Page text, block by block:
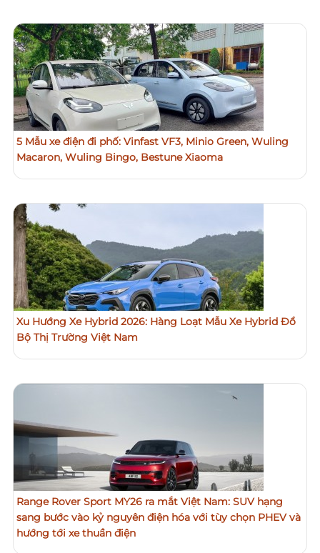
5 Mẫu xe điện đi phố: Vinfast VF3, Minio Green, Wuling
Macaron, Wuling Bingo, Bestune Xiaoma
Xu Hướng Xe Hybrid 2026: Hàng Loạt Mẫu Xe Hybrid Đổ
Bộ Thị Trường Việt Nam
Range Rover Sport MY26 ra mắt Việt Nam: SUV hạng
sang bước vào kỷ nguyên điện hóa với tùy chọn PHEV và
hướng tới xe thuần điện